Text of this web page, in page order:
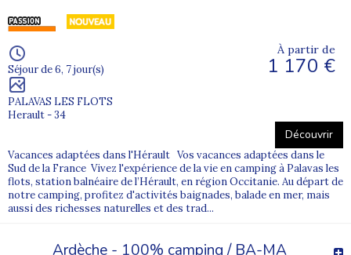
Séjour de 6, 7 jour(s)
PALAVAS LES FLOTS
Herault - 34
À partir de
1 170 €
Découvrir
Vacances adaptées dans l'Hérault Vos vacances adaptées dans le
Sud de la France Vivez l'expérience de la vie en camping à Palavas les
flots, station balnéaire de l’Hérault, en région Occitanie. Au départ de
notre camping, profitez d'activités baignades, balade en mer, mais
aussi des richesses naturelles et des trad...
Ardèche - 100% camping / BA-MA